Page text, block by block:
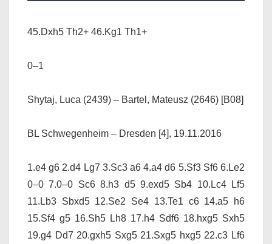
45.Dxh5 Th2+ 46.Kg1 Th1+
0–1
Shytaj, Luca (2439) – Bartel, Mateusz (2646) [B08]
BL Schwegenheim – Dresden [4], 19.11.2016
1.e4 g6 2.d4 Lg7 3.Sc3 a6 4.a4 d6 5.Sf3 Sf6 6.Le2
0–0 7.0–0 Sc6 8.h3 d5 9.exd5 Sb4 10.Lc4 Lf5
11.Lb3 Sbxd5 12.Se2 Se4 13.Te1 c6 14.a5 h6
15.Sf4 g5 16.Sh5 Lh8 17.h4 Sdf6 18.hxg5 Sxh5
19.g4 Dd7 20.gxh5 Sxg5 21.Sxg5 hxg5 22.c3 Lf6